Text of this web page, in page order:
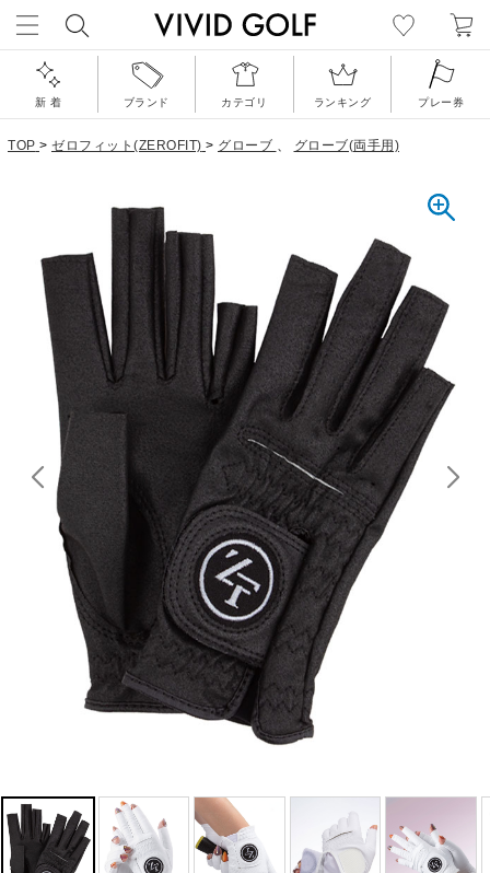
新 着 ブランド カテゴリ ランキング プレー券
TOP > ゼロフィット(ZEROFIT) > グローブ 、 グローブ(両手用)